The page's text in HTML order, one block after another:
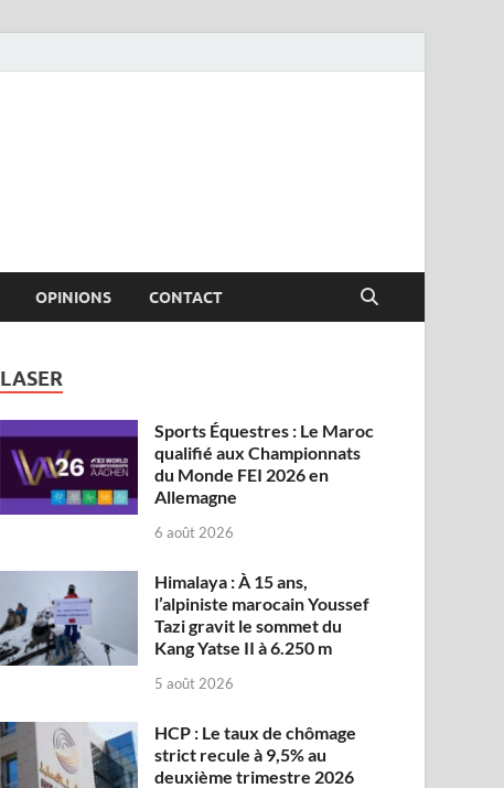
OPINIONS CONTACT
LASER
Sports Équestres : Le Maroc
qualifié aux Championnats
du Monde FEI 2026 en
Allemagne
6 août 2026
Himalaya : À 15 ans,
l’alpiniste marocain Youssef
Tazi gravit le sommet du
Kang Yatse II à 6.250 m
5 août 2026
HCP : Le taux de chômage
strict recule à 9,5% au
deuxième trimestre 2026